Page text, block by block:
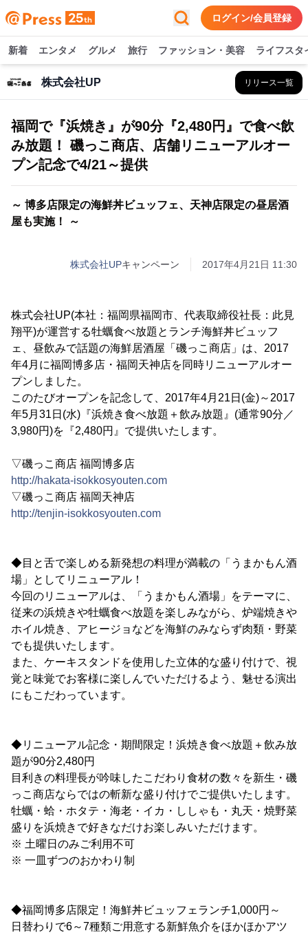
ログイン/会員登録
新着 エンタメ グルメ 旅行 ファッション・美容 ライフスタ
株式会社UP リリース一覧
福岡で『浜焼き』が90分『2,480円』で食べ飲
み放題！ 磯っこ商店、店舗リニューアルオー
プン記念で4/21～提供
～ 博多店限定の海鮮丼ビュッフェ、天神店限定の昼居酒
屋も実施！ ～
株式会社UPキャンペーン 2017年4月21日 11:30
株式会社UP(本社：福岡県福岡市、代表取締役社長：此見
翔平)が運営する牡蠣食べ放題とランチ海鮮丼ビュッフ
ェ、昼飲みで話題の海鮮居酒屋「磯っこ商店」は、2017
年4月に福岡博多店・福岡天神店を同時リニューアルオー
プンしました。
このたびオープンを記念して、2017年4月21日(金)～2017
年5月31日(水)『浜焼き食べ放題＋飲み放題』(通常90分／
3,980円)を『2,480円』で提供いたします。
▽磯っこ商店 福岡博多店
http://hakata-isokkosyouten.com
▽磯っこ商店 福岡天神店
http://tenjin-isokkosyouten.com
◆目と舌で楽しめる新発想の料理が満載の「うまかもん酒
場」としてリニューアル！
今回のリニューアルは、「うまかもん酒場」をテーマに、
従来の浜焼きや牡蠣食べ放題を楽しみながら、炉端焼きや
ホイル焼き、アヒージョなどを海鮮のみならず肉類・野菜
でも提供いたします。
また、ケーキスタンドを使用した立体的な盛り付けで、視
覚と味覚でお客様に楽しんでいただけるよう、魅せる演出
にもこだわっています。
◆リニューアル記念・期間限定！浜焼き食べ放題＋飲み放
題が90分2,480円
目利きの料理長が吟味したこだわり食材の数々を新生・磯
っこ商店ならではの斬新な盛り付けでご提供いたします。
牡蠣・蛤・ホタテ・海老・イカ・ししゃも・丸天・焼野菜
盛りを浜焼きで好きなだけお楽しみいただけます。
※ 土曜日のみご利用不可
※ 一皿ずつのおかわり制
◆福岡博多店限定！海鮮丼ビュッフェランチ1,000円～
日替わりで6～7種類ご用意する新鮮魚介をほかほかアツ